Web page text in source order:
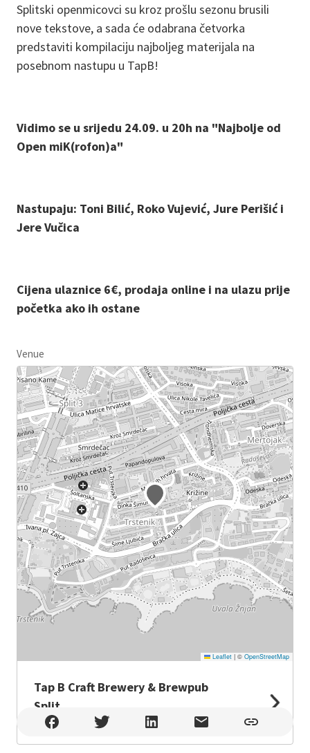
Splitski openmicovci su kroz prošlu sezonu brusili
nove tekstove, a sada će odabrana četvorka
predstaviti kompilaciju najboljeg materijala na
posebnom nastupu u TapB!
Vidimo se u srijedu 24.09. u 20h na "Najbolje od
Open miK(rofon)a"
Nastupaju: Toni Bilić, Roko Vujević, Jure Perišić i
Jere Vučica
Cijena ulaznice 6€, prodaja online i na ulazu prije
početka ako ih ostane
Venue
Leaflet |© OpenStreetMap
Tap B Craft Brewery & Brewpub
Split
Tap B Craft Brewery & Brewpub Split , Split